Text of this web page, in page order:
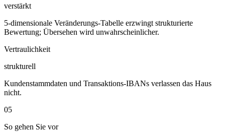
verstärkt
5-dimensionale Veränderungs-Tabelle erzwingt strukturierte
Bewertung; Übersehen wird unwahrscheinlicher.
Vertraulichkeit
strukturell
Kundenstammdaten und Transaktions-IBANs verlassen das Haus
nicht.
05
So gehen Sie vor